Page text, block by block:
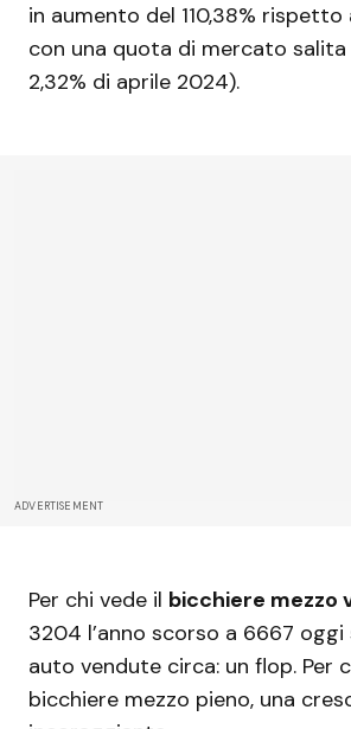
in aumento del 110,38%
con una quota di mercato salita
2,32% di aprile 2024).
ADVERTISEMENT
Per chi vede il bicchiere mezzo
3204 l’anno scorso a 6667 oggi
auto vendute circa: un flop. Per
bicchiere mezzo pieno, una